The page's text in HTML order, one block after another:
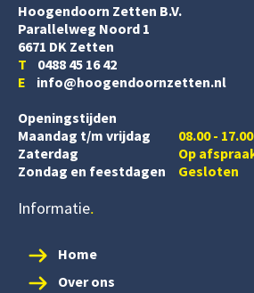
Hoogendoorn Zetten B.V.
Parallelweg Noord 1
6671 DK Zetten
T 0488 45 16 42
E info@hoogendoornzetten.nl
Openingstijden
Maandag t/m vrijdag
08.00 - 17.00
Zaterdag
Op
Zondag en feestdagen
Gesloten
Informatie
Home
Over ons